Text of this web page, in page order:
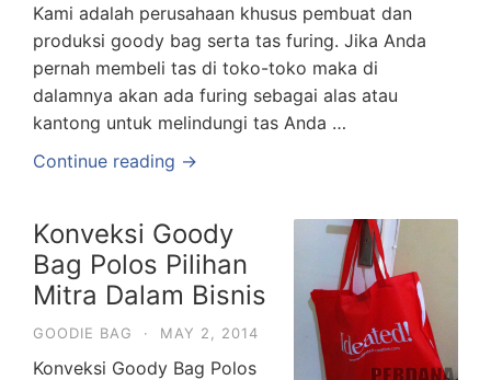
Kami adalah perusahaan khusus pembuat dan
produksi goody bag serta tas furing. Jika Anda
pernah membeli tas di toko-toko maka di
dalamnya akan ada furing sebagai alas atau
kantong untuk melindungi tas Anda …
Continue reading →
Konveksi Goody
Bag Polos Pilihan
Mitra Dalam Bisnis
GOODIE BAG · MAY 2, 2014
Konveksi Goody Bag Polos